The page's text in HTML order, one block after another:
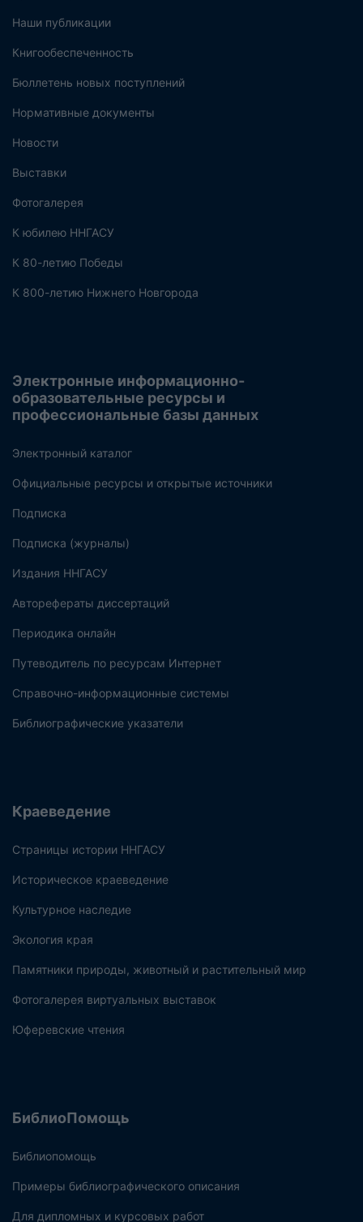
Наши публикации
Книгообеспеченность
Бюллетень новых поступлений
Нормативные документы
Новости
Выставки
Фотогалерея
К юбилею ННГАСУ
К 80-летию Победы
К 800-летию Нижнего Новгорода
Электронные информационно-
образовательные ресурсы и
профессиональные базы данных
Электронный каталог
Официальные ресурсы и открытые источники
Подписка
Подписка (журналы)
Издания ННГАСУ
Авторефераты диссертаций
Периодика онлайн
Путеводитель по ресурсам Интернет
Справочно-информационные системы
Библиографические указатели
Краеведение
Страницы истории ННГАСУ
Историческое краеведение
Культурное наследие
Экология края
Памятники природы, животный и растительный мир
Фотогалерея виртуальных выставок
Юферевские чтения
БиблиоПомощь
Библиопомощь
Примеры библиографического описания
Для дипломных и курсовых работ